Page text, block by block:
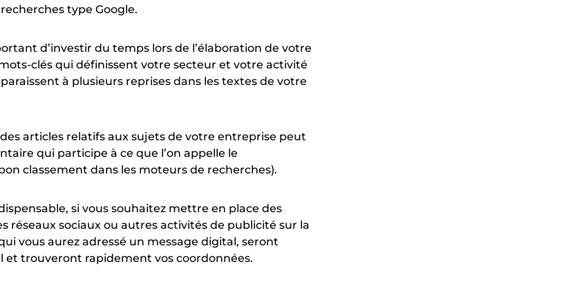
type Google.
d’investir du temps lors de l’élaboration de votre
clés qui définissent votre secteur et votre activité
à plusieurs reprises dans les textes de votre
articles relatifs aux sujets de votre entreprise peut
qui participe à ce que l’on appelle le
classement dans les moteurs de recherches).
si vous souhaitez mettre en place des
réseaux sociaux ou autres activités de publicité sur la
vous aurez adressé un message digital, seront
et trouveront rapidement vos coordonnées.